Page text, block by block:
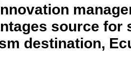
source for
destination,